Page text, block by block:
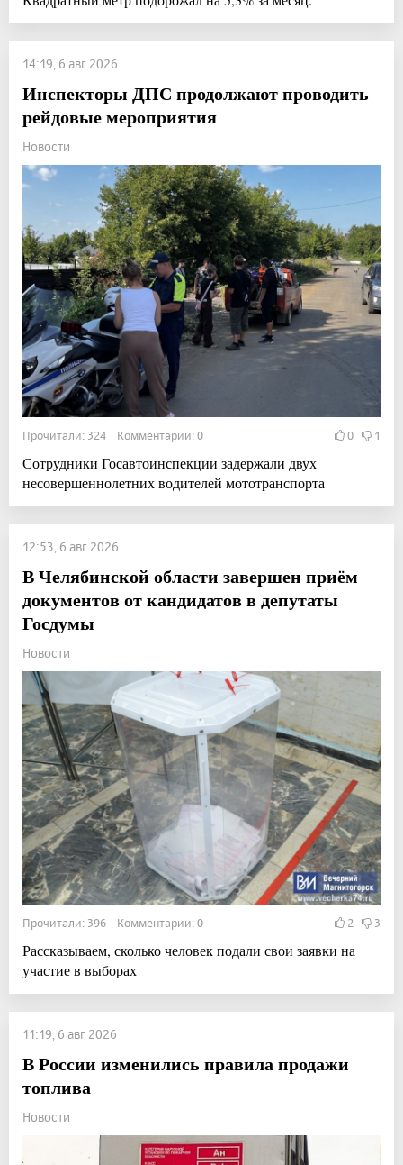
14:19, 6 авг 2026
Инспекторы ДПС продолжают проводить
рейдовые мероприятия
Новости
Прочитали: 324 Комментарии: 0 0 1
Сотрудники Госавтоинспекции задержали двух
несовершеннолетних водителей мототранспорта
12:53, 6 авг 2026
В Челябинской области завершен приём
документов от кандидатов в депутаты
Госдумы
Новости
Прочитали: 396 Комментарии: 0 2 3
Рассказываем, сколько человек подали свои заявки на
участие в выборах
11:19, 6 авг 2026
В России изменились правила продажи
топлива
Новости